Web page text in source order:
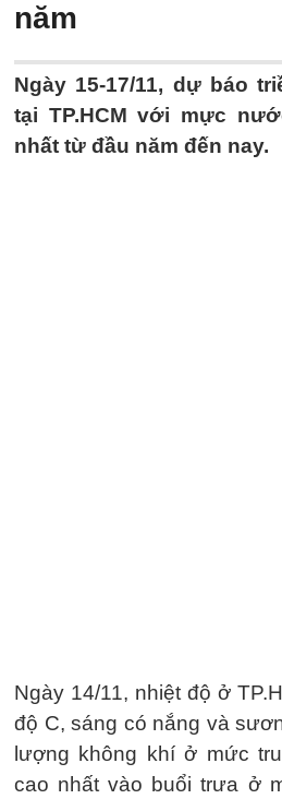
năm
Ngày 15-17/11, dự báo
tại TP.HCM với mực
nhất từ đầu năm đến nay.
Ngày 14/11, nhiệt độ ở
độ C, sáng có nắng và
lượng không khí ở mức
cao nhất vào buổi trưa ở